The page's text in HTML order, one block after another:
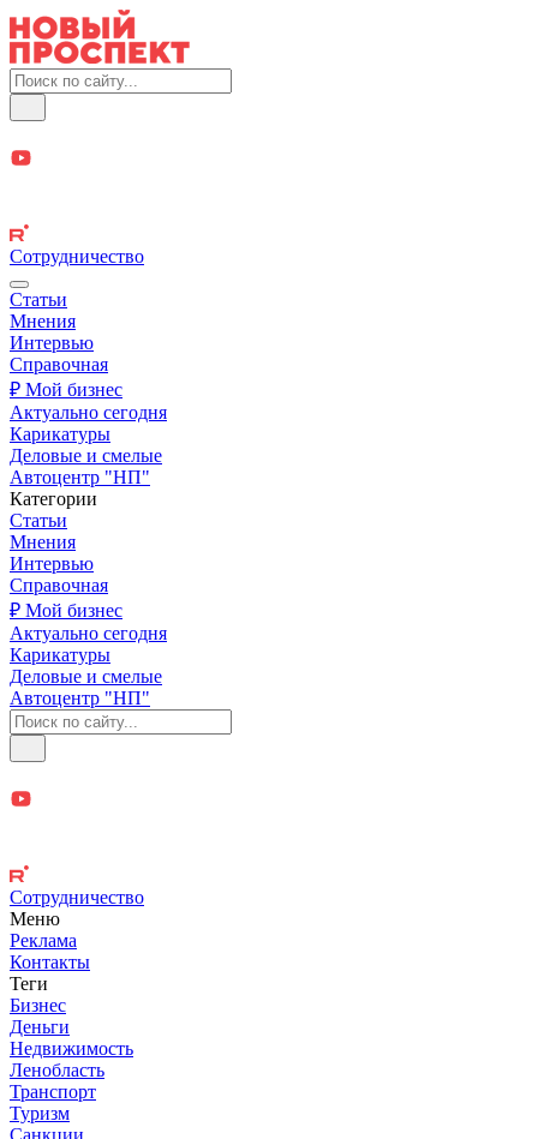
Сотрудничество
Статьи
Мнения
Интервью
Справочная
₽ Мой бизнес
Актуально сегодня
Карикатуры
Деловые и смелые
Автоцентр "НП"
Категории
Статьи
Мнения
Интервью
Справочная
₽ Мой бизнес
Актуально сегодня
Карикатуры
Деловые и смелые
Автоцентр "НП"
Сотрудничество
Меню
Реклама
Контакты
Теги
Бизнес
Деньги
Недвижимость
Ленобласть
Транспорт
Туризм
Санкции